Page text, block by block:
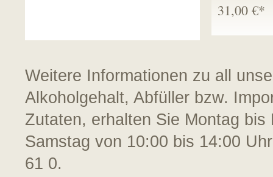
31,00 €*
Weitere Informationen zu all
Alkoholgehalt, Abfüller bzw.
Zutaten, erhalten Sie Montag
Samstag von 10:00 bis 14:00
61 0.